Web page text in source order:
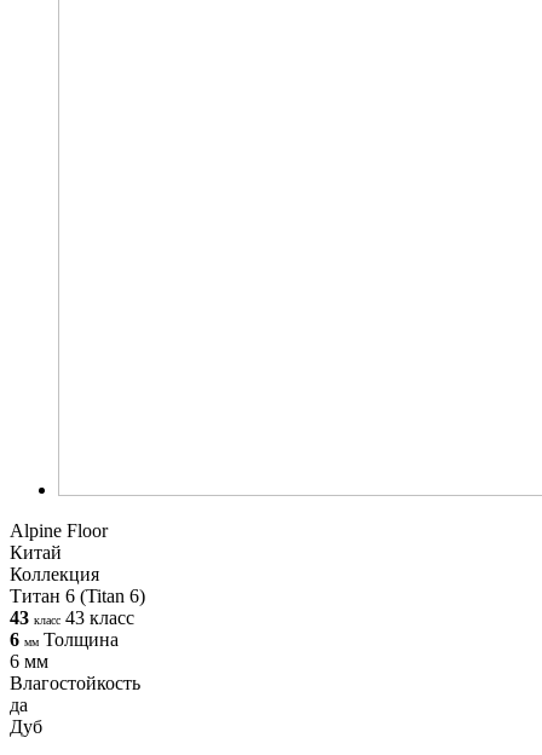
Alpine Floor
Китай
Коллекция
Титан 6 (Titan 6)
43 класс 43 класс
6 мм Толщина
6 мм
Влагостойкость
да
Дуб